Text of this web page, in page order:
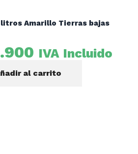
litros Amarillo Tierras bajas
El
actual
IVA Incluido
al carrito